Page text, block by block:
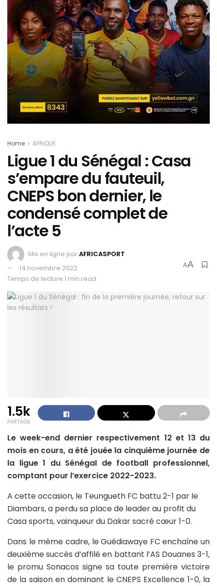
Home AFRIQUE
Ligue 1 du Sénégal : Casa
s’empare du fauteuil,
CNEPS bon dernier, le
condensé complet de
l’acte 5
Mis en ligne parAFRICASPORT
14 novembre 2022
Temps de lecture:1 min read
AA
1.5k
PARTAGE
Le week-end dernier respectivement 12 et 13 du
mois en cours, a été jouée la cinquième journée de
la ligue 1 du Sénégal de football professionnel,
comptant pour l’exercice 2022-2023.
A cette occasion, le Teungueth FC battu 2-1 par le
Diambars, a perdu sa place de leader au profit du
Casa sports, vainqueur du Dakar sacré cœur 1-0.
Dans le même cadre, le Guédiawaye FC enchaîne un
deuxième succès d’affilé en battant l’AS Douanes 3-1,
le promu Sonacos signe sa toute première victoire
de la saison en dominant le CNEPS Excellence 1-0, la